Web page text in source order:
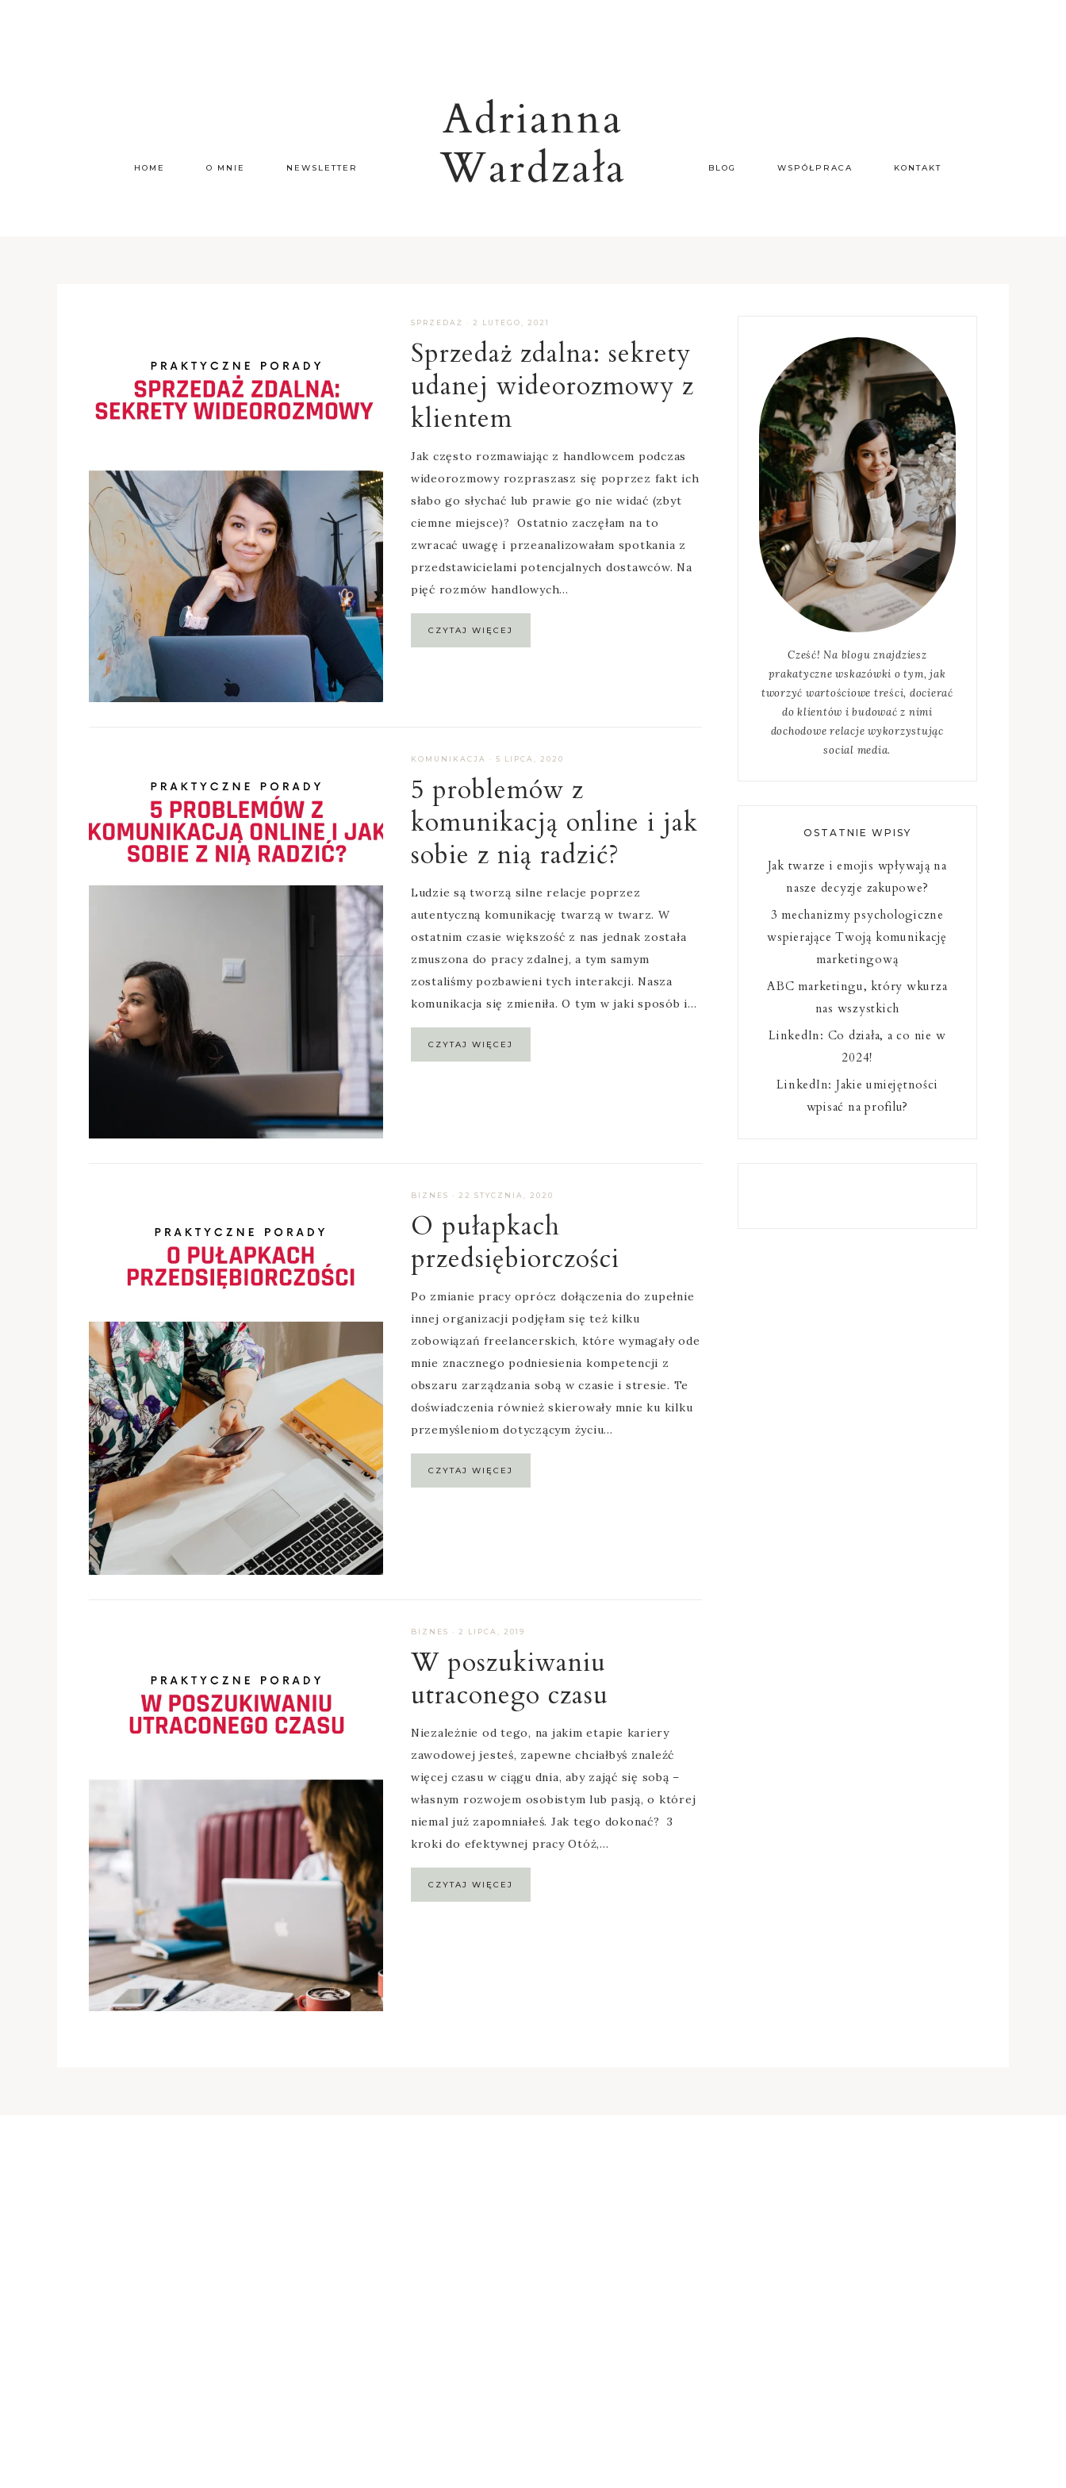
Adrianna
Wardzała
HOME O MNIE NEWSLETTER BLOG WSPÓŁPRACA KONTAKT
SPRZEDAŻ · 2 LUTEGO, 2021
Sprzedaż zdalna: sekrety
udanej wideorozmowy z
klientem
Jak często rozmawiając z handlowcem podczas
wideorozmowy rozpraszasz się poprzez fakt ich
słabo go słychać lub prawie go nie widać (zbyt
ciemne miejsce)? Ostatnio zaczęłam na to
zwracać uwagę i przeanalizowałam spotkania z
przedstawicielami potencjalnych dostawców. Na
pięć rozmów handlowych…
CZYTAJ WIĘCEJ
KOMUNIKACJA · 5 LIPCA, 2020
5 problemów z
komunikacją online i jak
sobie z nią radzić?
Ludzie są tworzą silne relacje poprzez
autentyczną komunikację twarzą w twarz. W
ostatnim czasie większość z nas jednak została
zmuszona do pracy zdalnej, a tym samym
zostaliśmy pozbawieni tych interakcji. Nasza
komunikacja się zmieniła. O tym w jaki sposób i…
CZYTAJ WIĘCEJ
BIZNES · 22 STYCZNIA, 2020
O pułapkach
przedsiębiorczości
Po zmianie pracy oprócz dołączenia do zupełnie
innej organizacji podjęłam się też kilku
zobowiązań freelancerskich, które wymagały ode
mnie znacznego podniesienia kompetencji z
obszaru zarządzania sobą w czasie i stresie. Te
doświadczenia również skierowały mnie ku kilku
przemyśleniom dotyczącym życiu…
CZYTAJ WIĘCEJ
BIZNES · 2 LIPCA, 2019
W poszukiwaniu
utraconego czasu
Niezależnie od tego, na jakim etapie kariery
zawodowej jesteś, zapewne chciałbyś znaleźć
więcej czasu w ciągu dnia, aby zająć się sobą –
własnym rozwojem osobistym lub pasją, o której
niemal już zapomniałeś. Jak tego dokonać? 3
kroki do efektywnej pracy Otóż,…
CZYTAJ WIĘCEJ
Cześć! Na blogu znajdziesz
prakatyczne wskazówki o tym, jak
tworzyć wartościowe treści, docierać
do klientów i budować z nimi
dochodowe relacje wykorzystując
social media.
OSTATNIE WPISY
Jak twarze i emojis wpływają na
nasze decyzje zakupowe?
3 mechanizmy psychologiczne
wspierające Twoją komunikację
marketingową
ABC marketingu, który wkurza
nas wszystkich
LinkedIn: Co działa, a co nie w
2024!
LinkedIn: Jakie umiejętności
wpisać na profilu?